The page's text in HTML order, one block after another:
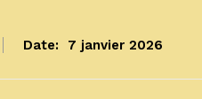
Date: 7 janvier 2026